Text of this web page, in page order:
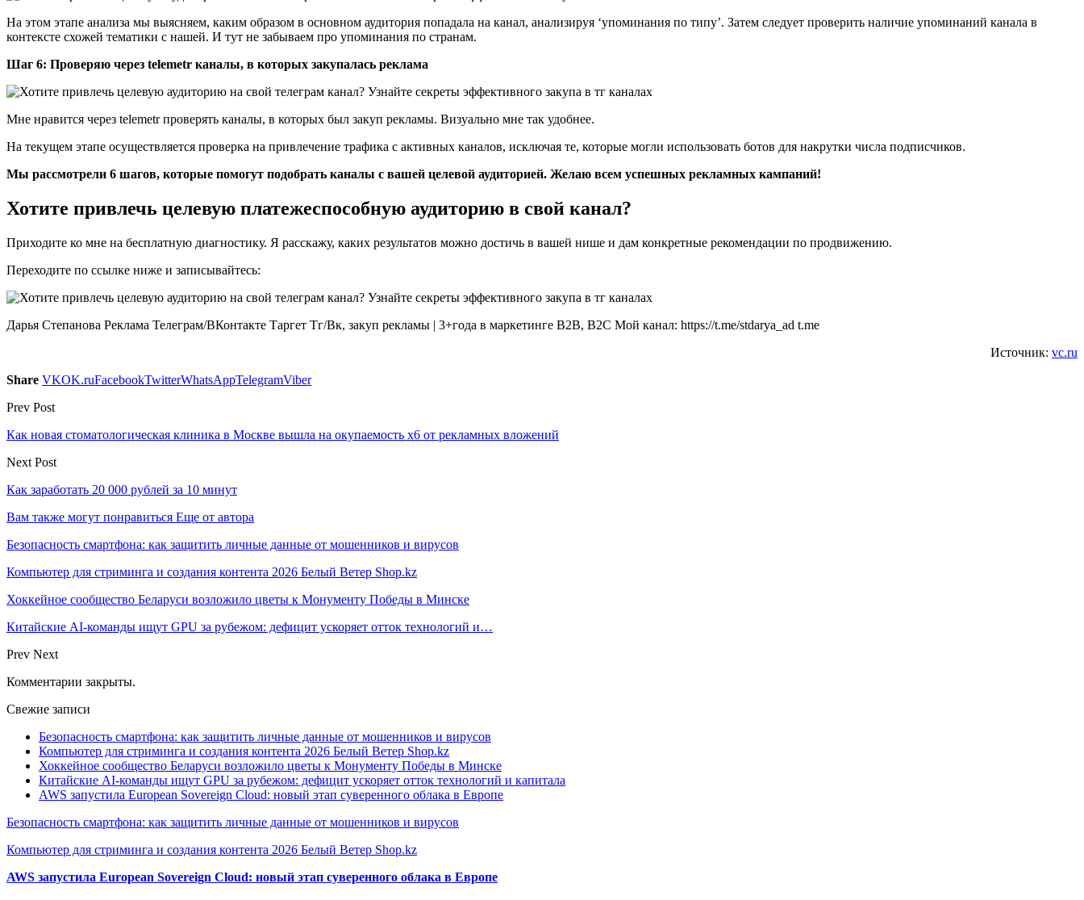
На этом этапе анализа мы выясняем, каким образом в основном аудитория попадала на канал, анализируя ‘упоминания по типу’. Затем следует проверить наличие упоминаний канала в
контексте схожей тематики с нашей. И тут не забываем про упоминания по странам.
Шаг 6: Проверяю через telemetr каналы, в которых закупалась реклама
Мне нравится через telemetr проверять каналы, в которых был закуп рекламы. Визуально мне так удобнее.
На текущем этапе осуществляется проверка на привлечение трафика с активных каналов, исключая те, которые могли использовать ботов для накрутки числа подписчиков.
Мы рассмотрели 6 шагов, которые помогут подобрать каналы с вашей целевой аудиторией. Желаю всем успешных рекламных кампаний!
Хотите привлечь целевую платежеспособную аудиторию в свой канал?
Приходите ко мне на бесплатную диагностику. Я расскажу, каких результатов можно достичь в вашей нише и дам конкретные рекомендации по продвижению.
Переходите по ссылке ниже и записывайтесь:
Дарья Степанова Реклама Телеграм/ВКонтакте Таргет Тг/Вк, закуп рекламы | 3+года в маркетинге B2B, B2C Мой канал: https://t.me/stdarya_ad t.me
Источник: vc.ru
Share VKOK.ruFacebookTwitterWhatsAppTelegramViber
Prev Post
Как новая стоматологическая клиника в Москве вышла на окупаемость х6 от рекламных вложений
Next Post
Как заработать 20 000 рублей за 10 минут
Вам также могут понравиться Еще от автора
Безопасность смартфона: как защитить личные данные от мошенников и вирусов
Компьютер для стриминга и создания контента 2026 Белый Ветер Shop.kz
Хоккейное сообщество Беларуси возложило цветы к Монументу Победы в Минске
Китайские AI-команды ищут GPU за рубежом: дефицит ускоряет отток технологий и…
Prev Next
Комментарии закрыты.
Свежие записи
Безопасность смартфона: как защитить личные данные от мошенников и вирусов
Компьютер для стриминга и создания контента 2026 Белый Ветер Shop.kz
Хоккейное сообщество Беларуси возложило цветы к Монументу Победы в Минске
Китайские AI-команды ищут GPU за рубежом: дефицит ускоряет отток технологий и капитала
AWS запустила European Sovereign Cloud: новый этап суверенного облака в Европе
Безопасность смартфона: как защитить личные данные от мошенников и вирусов
Компьютер для стриминга и создания контента 2026 Белый Ветер Shop.kz
AWS запустила European Sovereign Cloud: новый этап суверенного облака в Европе